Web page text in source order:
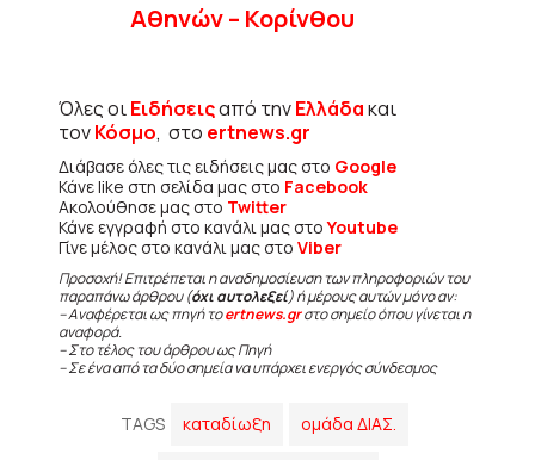
Αθηνών – Κορίνθου
Όλες οιΕιδήσειςαπό τηνΕλλάδακαι
τονΚόσμο, στο ertnews.gr
Διάβασε όλες τις ειδήσεις μας στο Google
Κάνε like στη σελίδα μας στο Facebook
Ακολούθησε μας στο Twitter
Κάνε εγγραφή στο κανάλι μας στοYoutube
Γίνε μέλος στο κανάλι μας στο Viber
Προσοχή! Επιτρέπεται η αναδημοσίευση των πληροφοριών του
παραπάνω άρθρου (όχι αυτολεξεί) ή μέρους αυτών μόνο αν:
– Αναφέρεται ως πηγή τοertnews.grστο σημείο όπου γίνεται η
αναφορά.
– Στο τέλος του άρθρου ως Πηγή
– Σε ένα από τα δύο σημεία να υπάρχει ενεργός σύνδεσμος
TAGS καταδίωξη ομάδα ΔΙΑΣ.